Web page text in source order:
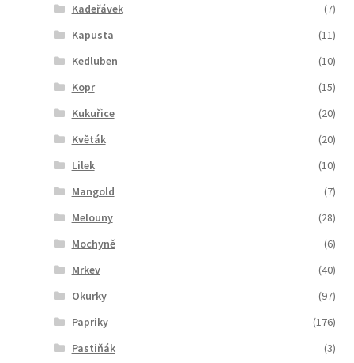
Kadeřávek
(7)
Kapusta
(11)
Kedluben
(10)
Kopr
(15)
Kukuřice
(20)
Květák
(20)
Lilek
(10)
Mangold
(7)
Melouny
(28)
Mochyně
(6)
Mrkev
(40)
Okurky
(97)
Papriky
(176)
Pastiňák
(3)